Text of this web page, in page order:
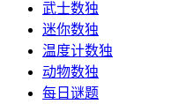
武士数独
迷你数独
温度计数独
动物数独
每日谜题